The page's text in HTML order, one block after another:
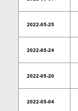
2022-05-25
2022-05-24
2022-05-20
2022-05-04